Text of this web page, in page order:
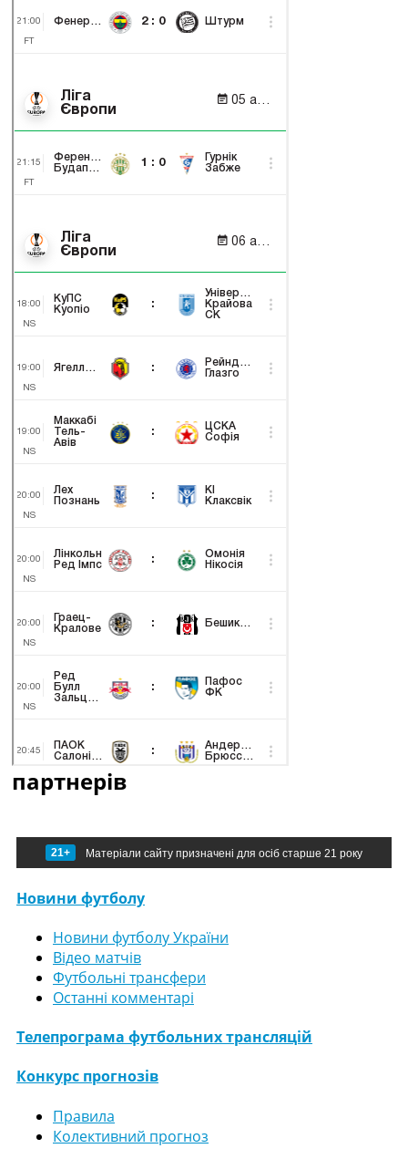
партнерів
21+ Матеріали сайту призначені для осіб старше 21 року
Новини футболу
Новини футболу України
Відео матчів
Футбольні трансфери
Останні комментарі
Телепрограма футбольних трансляцій
Конкурс прогнозів
Правила
Колективний прогноз